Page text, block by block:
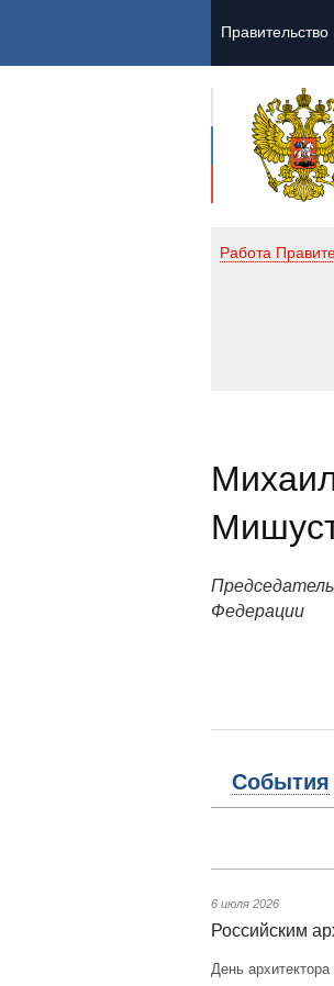
Правительство
Работа
Федерации
События
6 июля 2026
Российским
День